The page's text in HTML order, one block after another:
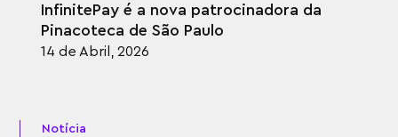
InfinitePay é a nova patrocinadora da
Pinacoteca de São Paulo
14 de Abril, 2026
Notícia